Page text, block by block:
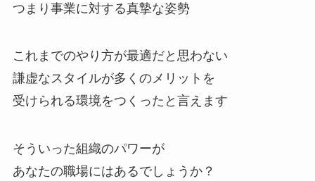
つまり事業に対する真摯な姿勢
これまでのやり方が最適だと思わない
謙虚なスタイルが多くのメリットを
受けられる環境をつくったと言えます
そういった組織のパワーが
あなたの職場にはあるでしょうか？